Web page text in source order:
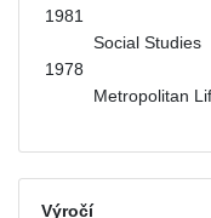
1981
Social Studies
1978
Metropolitan
Výročí